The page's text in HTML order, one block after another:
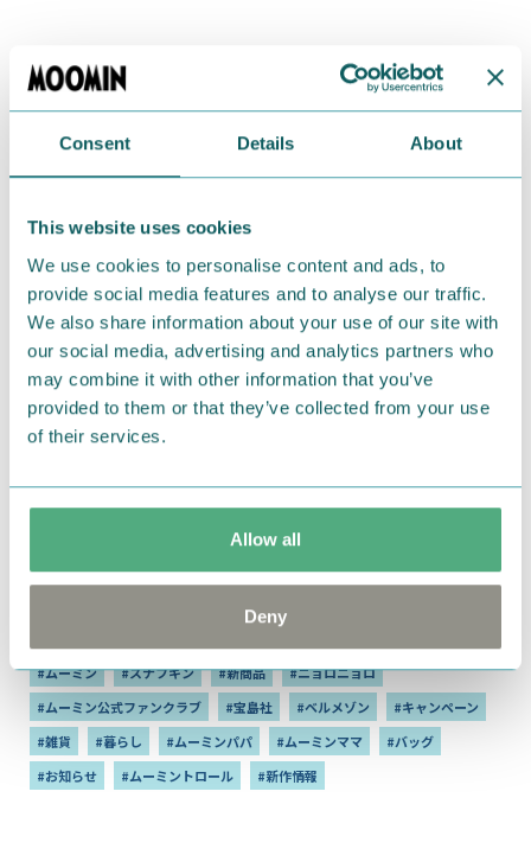
Consent Details About
This website uses cookies
We use cookies to personalise content and ads, to
provide social media features and to analyse our traffic.
We also share information about your use of our site with
our social media, advertising and analytics partners who
may combine it with other information that you’ve
provided to them or that they’ve collected from your use
of their services.
Allow all
Deny
Related articles
2026.08.07
韓国初！ムーミンのポップアップ
貨店・江南店にオープン
店２
Tags
#ムーミン
#スナフキン #新商品
#ニョロニョロ
#ムーミン公式ファンクラブ
#宝島社 #ベルメゾン
#キャンペーン
#雑貨
#暮らし #ムーミンパパ #ムーミンママ
#バッグ
#お知らせ
#ムーミントロール #新作情報